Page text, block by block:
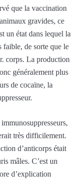
que la vaccination
gravides, ce
un état dans lequel la
faible, de sorte que le
corps. La production
généralement plus
de cocaïne, la
très difficilement.
d’anticorps était
mâles. C’est un
d’explication